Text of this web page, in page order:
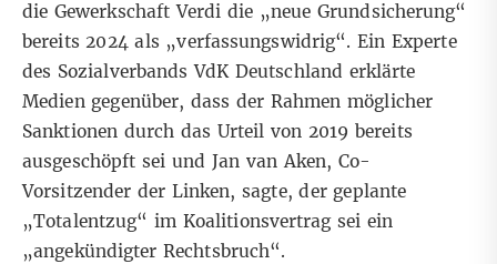
die Gewerkschaft Verdi die „neue Grundsicherung“
bereits 2024 als „verfassungswidrig“. Ein Experte
des Sozialverbands VdK Deutschland erklärte
Mediengegenüber, dass der Rahmen möglicher
Sanktionen durch das Urteil von 2019 bereits
ausgeschöpft sei und Jan van Aken, Co-
Vorsitzender der Linken, sagte, der geplante
„Totalentzug“ im Koalitionsvertrag sei ein
„angekündigter Rechtsbruch“.